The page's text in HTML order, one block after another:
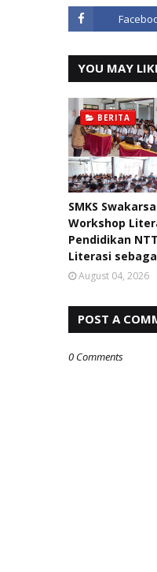
YOU MAY
BERITA
SMKS
Workshop
Pendidikan
Literasi
August 04, 2026
POST A
0 Comments